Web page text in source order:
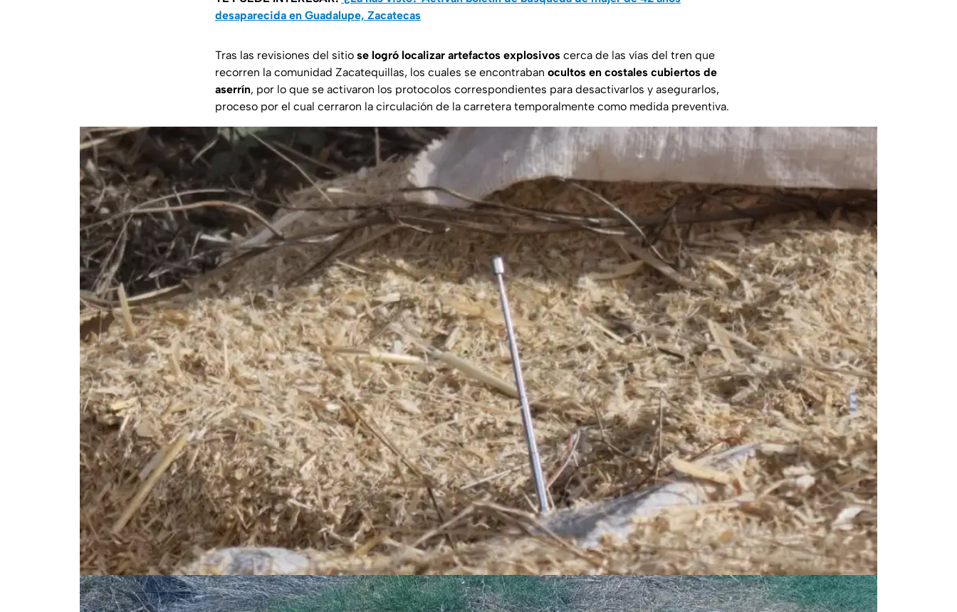
desaparecida en Guadalupe, Zacatecas
Tras las revisiones del sitio se logró localizar artefactos explosivos cerca de las vías del tren que
recorren la comunidad Zacatequillas, los cuales se encontraban ocultos en costales cubiertos de
aserrín, por lo que se activaron los protocolos correspondientes para desactivarlos y asegurarlos,
proceso por el cual cerraron la circulación de la carretera temporalmente como medida preventiva.